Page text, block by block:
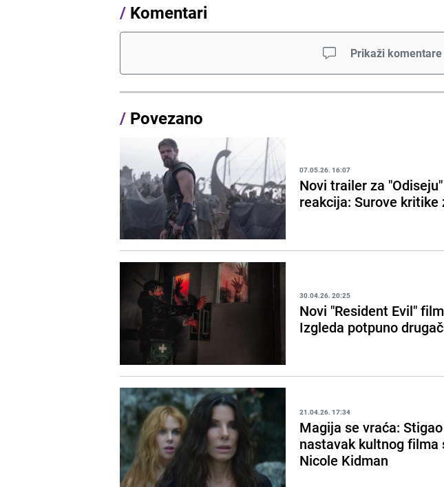
/ Komentari
Prikaži komentare
/ Povezano
07.05.26. 16:07
Novi trailer za
reakcija: Surove kritike
30.04.26. 20:25
Novi "Resident Evil"
Izgleda potpuno
21.04.26. 17:34
Magija se vraća:
nastavak kultnog filma
Nicole Kidman